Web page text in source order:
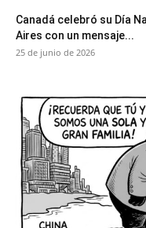
Canadá celebró su Día
Aires con un mensaje...
25 de junio de 2026